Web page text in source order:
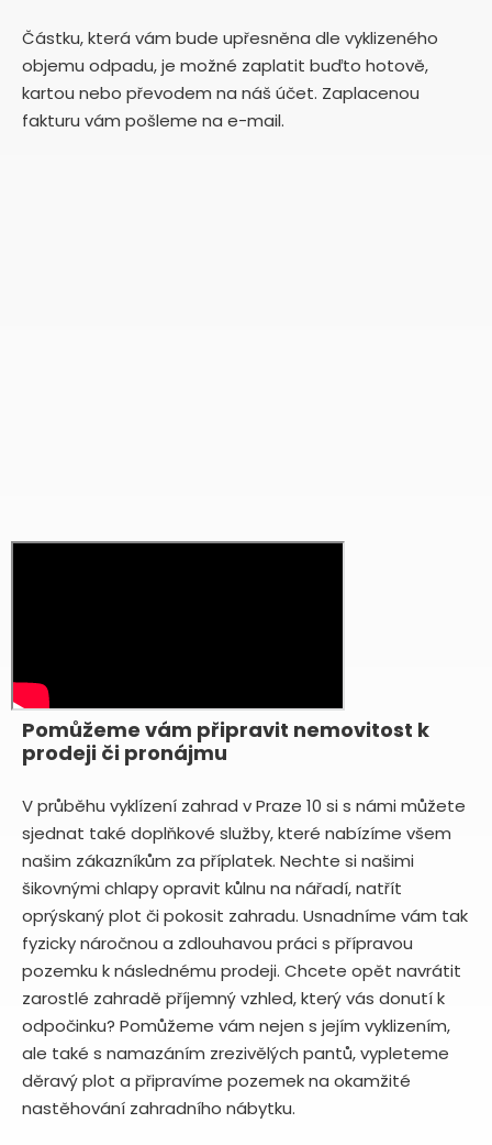
Částku, která vám bude upřesněna dle vyklizeného
objemu odpadu, je možné zaplatit buďto hotově,
kartou nebo převodem na náš účet. Zaplacenou
fakturu vám pošleme na e-mail.
Pomůžeme vám připravit nemovitost k
prodeji či pronájmu
V průběhu vyklízení zahrad v Praze 10 si s námi můžete
sjednat také doplňkové služby, které nabízíme všem
našim zákazníkům za příplatek. Nechte si našimi
šikovnými chlapy opravit kůlnu na nářadí, natřít
oprýskaný plot či pokosit zahradu. Usnadníme vám tak
fyzicky náročnou a zdlouhavou práci s přípravou
pozemku k následnému prodeji. Chcete opět navrátit
zarostlé zahradě příjemný vzhled, který vás donutí k
odpočinku? Pomůžeme vám nejen s jejím vyklizením,
ale také s namazáním zrezivělých pantů, vypleteme
děravý plot a připravíme pozemek na okamžité
nastěhování zahradního nábytku.